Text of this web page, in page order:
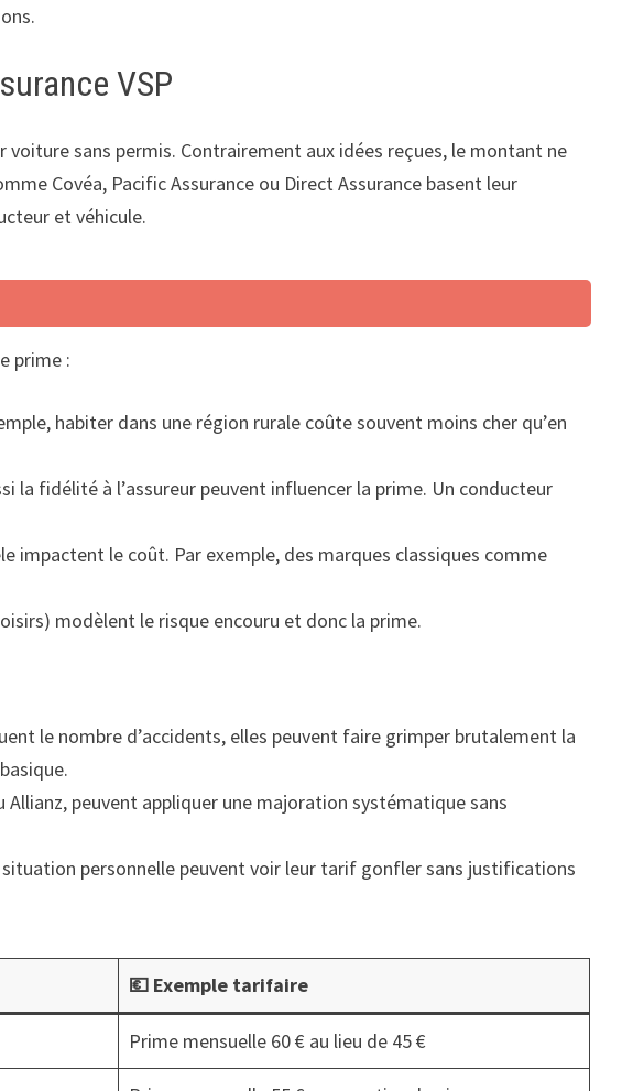
VSP
sans permis. Contrairement aux idées reçues, le montant ne
Covéa, Pacific Assurance ou Direct Assurance basent leur
et véhicule.
prime :
habiter dans une région rurale coûte souvent moins cher qu’en
la fidélité à l’assureur peuvent influencer la prime. Un conducteur
impactent le coût. Par exemple, des marques classiques comme
modèlent le risque encouru et donc la prime.
le nombre d’accidents, elles peuvent faire grimper brutalement la
peuvent appliquer une majoration systématique sans
personnelle peuvent voir leur tarif gonfler sans justifications
💶 Exemple tarifaire
Prime mensuelle 60 € au lieu de 45 €